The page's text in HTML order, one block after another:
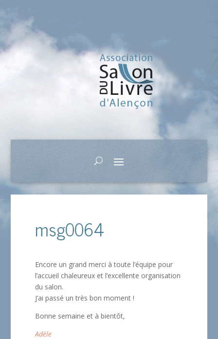
msg0064
Encore un grand merci à toute l’équipe pour
l’accueil chaleureux et l’excellente organisation
du salon.
J’ai passé un très bon moment !
Bonne semaine et à bientôt,
Adèle